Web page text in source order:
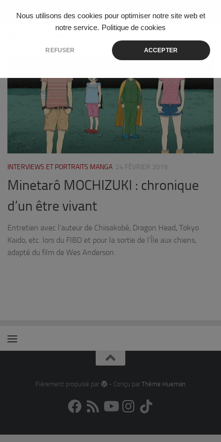
Nous utilisons des cookies pour optimiser notre site web et
notre service. Politique de cookies
REFUSER ACCEPTER
Skip to content
INTERVIEWS ET PORTRAITS MANGA 24 FÉVRIER 2019
Minetarô MOCHIZUKI : chronique
d’un être vivant
Entretien avec l’auteur de Chiisakobé, Dragon Head, Tokyo
Kaido, etc. lors du FIBD et pour la sortie de l’Île aux chiens,
adapté du film de Wes Anderson.
Fièrement propulsé par - Conçu par Thème Hueman